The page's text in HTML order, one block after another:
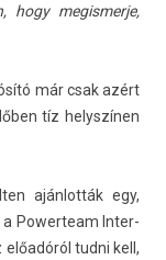
hogy megis­merje,
már csak azért
tíz helys­zín­en
ajánlották egy,
a Power­team In­ter­
tudni kell,